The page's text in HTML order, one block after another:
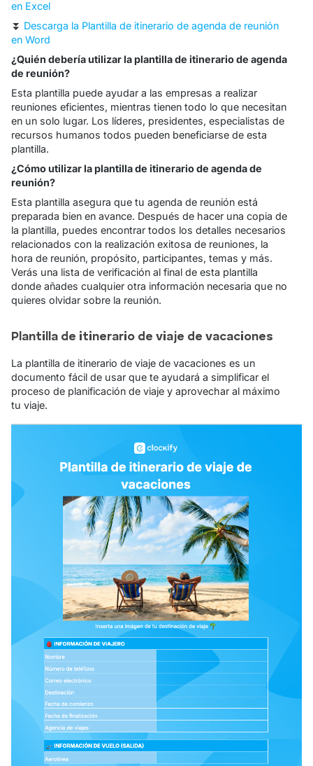
en Excel
⏬ Descarga la Plantilla de itinerario de agenda de reunión
en Word
¿Quién debería utilizar la plantilla de itinerario de agenda
de reunión?
Esta plantilla puede ayudar a las empresas a realizar
reuniones eficientes, mientras tienen todo lo que necesitan
en un solo lugar. Los líderes, presidentes, especialistas de
recursos humanos todos pueden beneficiarse de esta
plantilla.
¿Cómo utilizar la plantilla de itinerario de agenda de
reunión?
Esta plantilla asegura que tu agenda de reunión está
preparada bien en avance. Después de hacer una copia de
la plantilla, puedes encontrar todos los detalles necesarios
relacionados con la realización exitosa de reuniones, la
hora de reunión, propósito, participantes, temas y más.
Verás una lista de verificación al final de esta plantilla
donde añades cualquier otra información necesaria que no
quieres olvidar sobre la reunión.
Plantilla de itinerario de viaje de vacaciones
La plantilla de itinerario de viaje de vacaciones es un
documento fácil de usar que te ayudará a simplificar el
proceso de planificación de viaje y aprovechar al máximo
tu viaje.